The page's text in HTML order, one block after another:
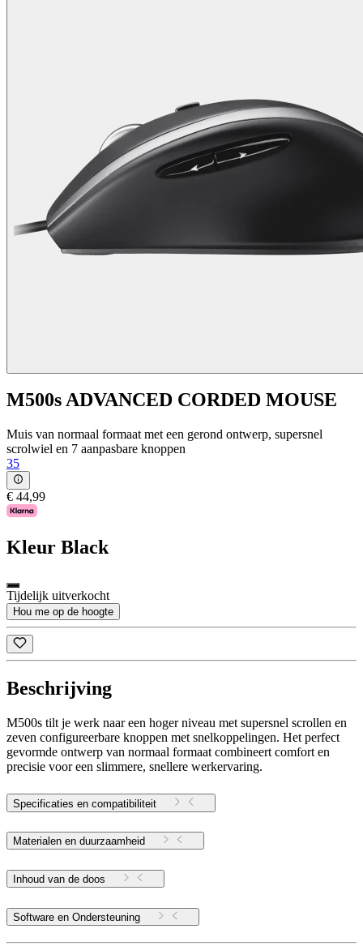
M500s ADVANCED CORDED MOUSE
Muis van normaal formaat met een gerond ontwerp, supersnel
scrolwiel en 7 aanpasbare knoppen
35
€ 44,99
Kleur Black
Tijdelijk uitverkocht
Hou me op de hoogte
Beschrijving
M500s tilt je werk naar een hoger niveau met supersnel scrollen en
zeven configureerbare knoppen met snelkoppelingen. Het perfect
gevormde ontwerp van normaal formaat combineert comfort en
precisie voor een slimmere, snellere werkervaring.
Specificaties en compatibiliteit
Materialen en duurzaamheid
Inhoud van de doos
Software en Ondersteuning